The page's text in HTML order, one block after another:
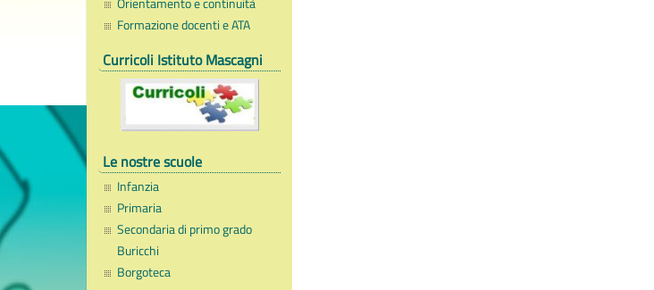
Formazione docenti e ATA
Curricoli Istituto Mascagni
Le nostre scuole
Infanzia
Primaria
Secondaria di primo grado
Buricchi
Borgoteca